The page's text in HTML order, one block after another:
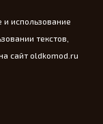
использование
текстов,
сайт oldkomod.ru